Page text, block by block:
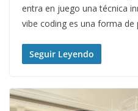
entra en juego una técnica
vibe coding es una forma de
Seguir Leyendo